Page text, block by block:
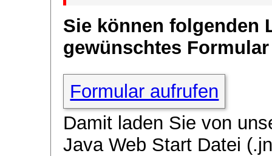
Sie können folgenden
gewünschtes
Formular aufrufen
Damit laden Sie von
Java Web Start Datei